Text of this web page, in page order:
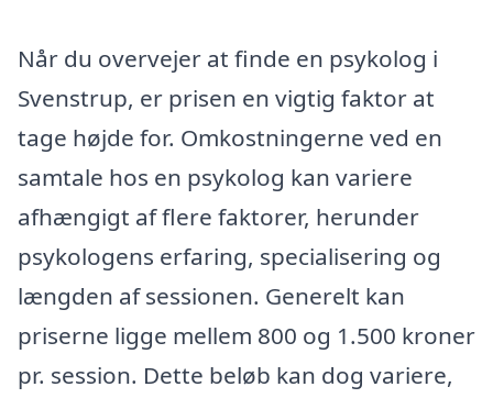
Når du overvejer at finde en psykolog i
Svenstrup, er prisen en vigtig faktor at
tage højde for. Omkostningerne ved en
samtale hos en psykolog kan variere
afhængigt af flere faktorer, herunder
psykologens erfaring, specialisering og
længden af sessionen. Generelt kan
priserne ligge mellem 800 og 1.500 kroner
pr. session. Dette beløb kan dog variere,